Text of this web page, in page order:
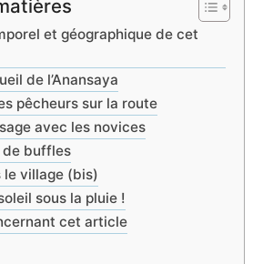
et géographique de cet
de l’Anansaya
pêcheurs sur la route
avec les novices
de buffles
le village (bis)
sous la pluie !
cet article